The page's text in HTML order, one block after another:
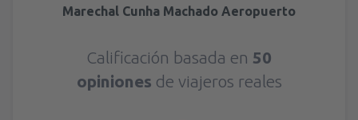
Marechal Cunha Machado Aeropuerto
Calificación basada en 50
opiniones de viajeros reales